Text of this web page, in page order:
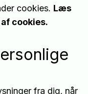
cookies. Læs
cookies.
fra dig, når